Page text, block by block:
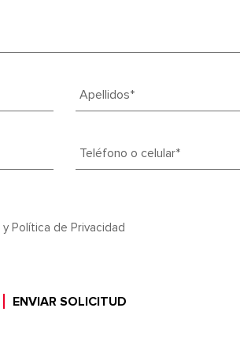
Apellidos*
Teléfono o celular*
y Política de Privacidad
ENVIAR SOLICITUD